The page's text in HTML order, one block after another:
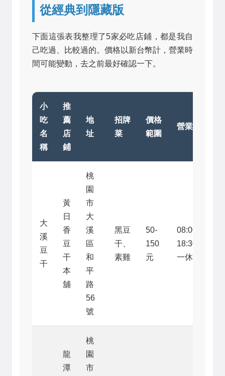
從經典到隱藏版
下面這張表我整理了5家必吃店鋪，都是我自
己吃過、比較過的。價格以新台幣計，營業時
間可能變動，去之前最好確認一下。
小
吃
名
稱
推
薦
店
鋪
地
址
招牌
菜
價格
範圍
營業時間
大
溪
豆
干
黃
日
香
豆
干
本
舖
桃
園
市
大
溪
區
和
平
路
56
號
黑豆
干、
素雞
50-
150
元
08:00-
18:30（週
一休）
龍
潭
桃
園
市